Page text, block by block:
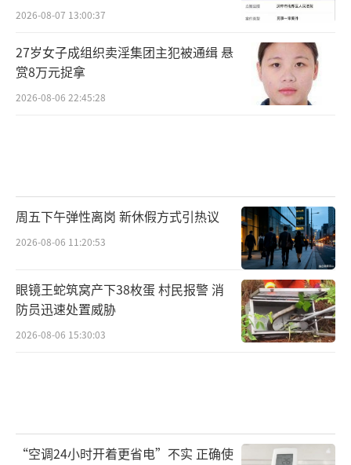
2026-08-07 13:00:37
27岁女子成组织卖淫集团主犯被通缉 悬
赏8万元捉拿
2026-08-06 22:45:28
周五下午弹性离岗 新休假方式引热议
2026-08-06 11:20:53
眼镜王蛇筑窝产下38枚蛋 村民报警 消
防员迅速处置威胁
2026-08-06 15:30:03
“空调24小时开着更省电”不实 正确使